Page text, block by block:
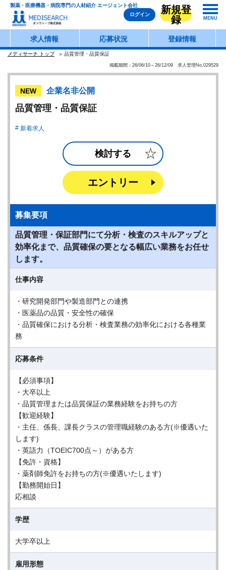
製薬・医療機器・病院専門の人材紹介 エージェント会社
ログイン
新規登
録
MENU
求人情報 応募状況 登録情報
メディサーチ トップ 品質管理・品質保証
掲載期間：26/06/10～26/12/09 求人管理No.029529
NEW 企業名非公開
品質管理・品質保証
新着求人
検討する
エントリー
募集要項
品質管理・保証部門にて分析・検査のスキルアップと
効率化まで、品質確保の要となる幅広い業務をお任せ
します。
仕事内容
・研究開発部門や製造部門との連携
・医薬品の品質・安全性の確保
・品質確保における分析・検査業務の効率化における各種業
務
応募条件
【必須事項】
・大卒以上
・品質管理または品質保証の業務経験をお持ちの方
【歓迎経験】
・主任、係長、課長クラスの管理職経験のある方(※優遇いた
します)
・英語力（TOEIC700点～）がある方
【免許・資格】
・薬剤師免許をお持ちの方(※優遇いたします)
【勤務開始日】
応相談
学歴
大学卒以上
雇用形態